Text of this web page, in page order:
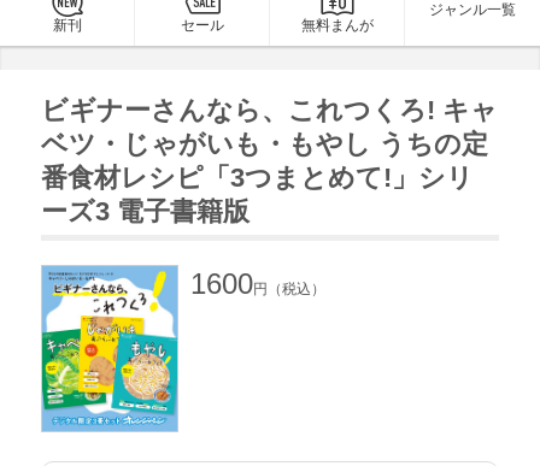
新刊 セール 無料まんが
ジャンル一覧
ビギナーさんなら、これつくろ! キャ
ベツ・じゃがいも・もやし うちの定
番食材レシピ「3つまとめて!」シリ
ーズ3 電子書籍版
1600円（税込）